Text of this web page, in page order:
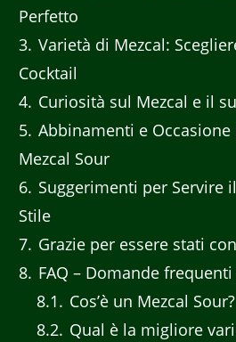
Perfetto
3 Varietà di Mezcal:
Cocktail
4 Curiosità sul Mezcal e il
5 Abbinamenti e Occasione
Mezcal Sour
6 Suggerimenti per Servire
Stile
7 Grazie per essere stati
8 FAQ – Domande
8.1
Cos’è un Mezcal Sour?
8.2 Qual è la migliore